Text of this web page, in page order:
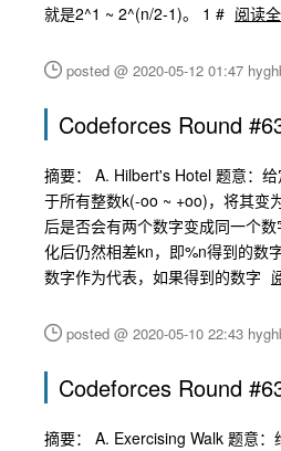
就是2^1 ~ 2^(n/2-1)。 1 # 阅读
posted @ 2020-05-12 01:47
Codeforces Round
摘要： A. Hilbert's Hotel 题意：
于所有整数k(-oo ~ +oo)，将其变
后是否会有两个数字变成同一个
化后仍然相差kn，即%n得到的数
数字作为代表，如果得到的数字
posted @ 2020-05-10 22:43
Codeforces Round
摘要： A. Exercising Walk 题意